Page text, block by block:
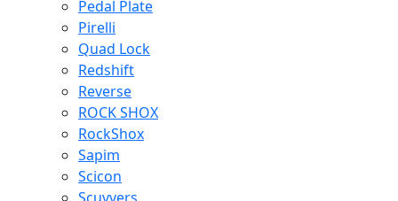
Pedal Plate
Pirelli
Quad Lock
Redshift
Reverse
ROCK SHOX
RockShox
Sapim
Scicon